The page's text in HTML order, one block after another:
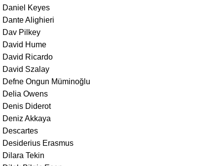
Daniel Keyes
Dante Alighieri
Dav Pilkey
David Hume
David Ricardo
David Szalay
Defne Ongun Müminoğlu
Delia Owens
Denis Diderot
Deniz Akkaya
Descartes
Desiderius Erasmus
Dilara Tekin